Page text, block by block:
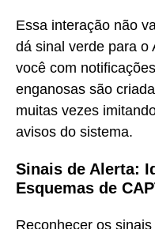
Essa interação não
dá sinal verde para o
você com
enganosas são
muitas vezes
avisos do sistema.
Sinais de Alerta:
Esquemas de
Reconhecer os